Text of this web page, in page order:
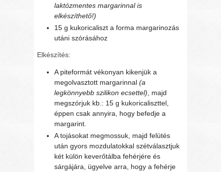
laktózmentes margarinnal is
elkészíthető!)
15 g kukoricaliszt a forma margarinozás
utáni szórásához
Elkészítés:
A piteformát vékonyan kikenjük a
megolvasztott margarinnal(a
legkönnyebb szilikon ecsettel) , majd
megszórjuk kb.: 15 g kukoricaliszttel,
éppen csak annyira, hogy befedje a
margarint.
A tojásokat megmossuk, majd felütés
után gyors mozdulatokkal szétválasztjuk
két külön keverőtálba fehérjére és
sárgájára, ügyelve arra, hogy a fehérje